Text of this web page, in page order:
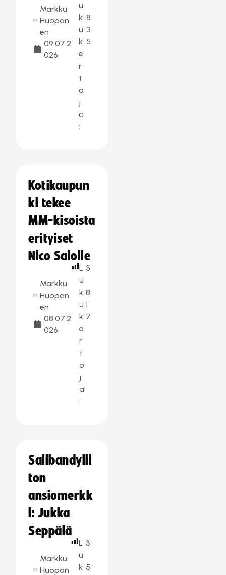
Markku
Huopon
en
09.07.2
026
u
k
u
k
e
r
t
o
j
a
:
8
3
5
Kotikaupun
ki tekee
MM-kisoista
erityiset
Nico Salolle
Markku
Huopon
en
08.07.2
026
L
u
k
u
k
e
r
t
o
j
a
:
3
8
1
7
Salibandylii
ton
ansiomerkk
i: Jukka
Seppälä
Markku
Huopon
L
u
k
3
5